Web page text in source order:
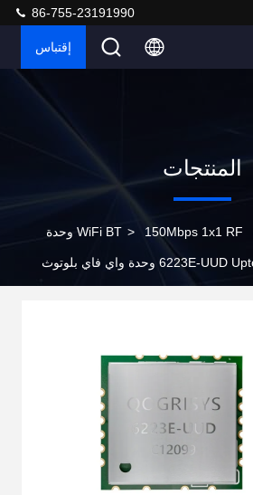
86-755-23191990
إقتباس
المنتجات
> 150Mbps 1x1 RF وحدة